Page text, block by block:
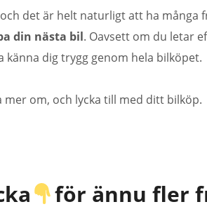
och det är helt naturligt att ha många
din nästa bil. Oavsett om du letar
känna dig trygg genom hela bilköpet.
mer om, och lycka till med ditt bilköp.
för ännu fler